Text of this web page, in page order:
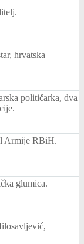
hrvatska
političarka, dva
Armije RBiH.
glumica.